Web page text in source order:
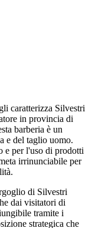
caratterizza Silvestri
in provincia di
barberia è un
e del taglio uomo.
e per l'uso di prodotti
irrinunciabile per
di Silvestri
dai visitatori di
tramite i
strategica che